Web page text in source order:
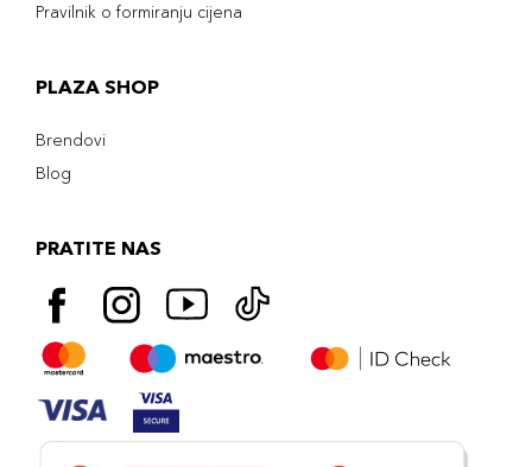
Pravilnik o formiranju cijena
PLAZA SHOP
Brendovi
Blog
PRATITE NAS